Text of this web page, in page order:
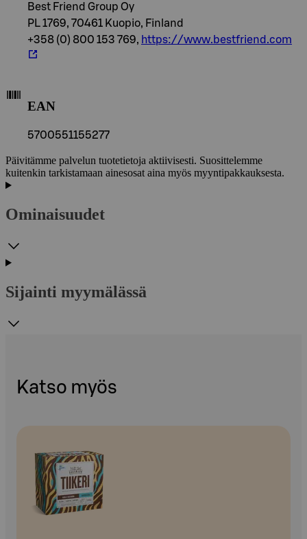
Best Friend Group Oy
PL 1769, 70461 Kuopio, Finland
+358 (0) 800 153 769, https://www.bestfriend.com
EAN
5700551155277
Päivitämme palvelun tuotetietoja aktiivisesti. Suosittelemme
kuitenkin tarkistamaan ainesosat aina myös myyntipakkauksesta.
Ominaisuudet
Sijainti myymälässä
Katso myös